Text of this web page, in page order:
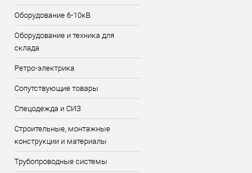
Оборудование 6-10кВ
Оборудование и техника для
склада
Ретро-электрика
Сопутствующие товары
Спецодежда и СИЗ
Строительные, монтажные
конструкции и материалы
Трубопроводные системы